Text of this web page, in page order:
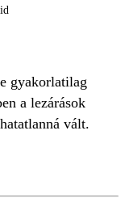
gyakorlatilag
a lezárások
vált.